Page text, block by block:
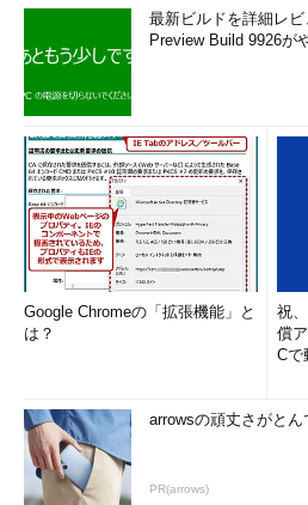
最新ビルドを詳細レ
Preview Build 9926が
Google Chromeの「拡張機能」と
は？
祝
償
Cで
arrowsの頑丈さがと
PR(arrows)